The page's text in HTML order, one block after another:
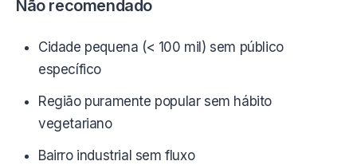
Não recomendado
Cidade pequena (< 100 mil) sem público
específico
Região puramente popular sem hábito
vegetariano
Bairro industrial sem fluxo